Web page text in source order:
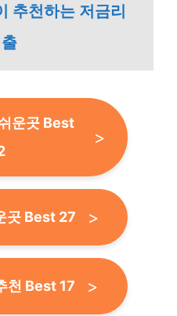
추천하는 저금리
운곳 Best
곳 Best 27
천 Best 17